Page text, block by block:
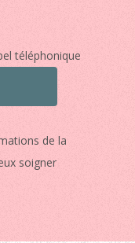
téléphonique
de la
soigner